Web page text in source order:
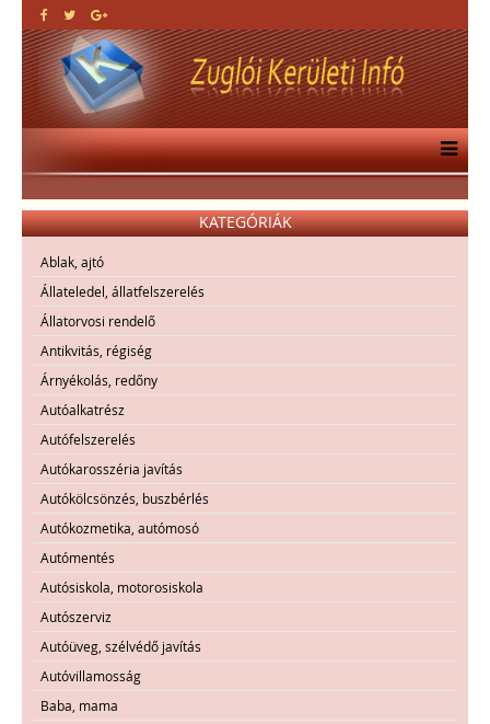
KATEGÓRIÁK
Ablak, ajtó
Állateledel, állatfelszerelés
Állatorvosi rendelő
Antikvitás, régiség
Árnyékolás, redőny
Autóalkatrész
Autófelszerelés
Autókarosszéria javítás
Autókölcsönzés, buszbérlés
Autókozmetika, autómosó
Autómentés
Autósiskola, motorosiskola
Autószerviz
Autóüveg, szélvédő javítás
Autóvillamosság
Baba, mama